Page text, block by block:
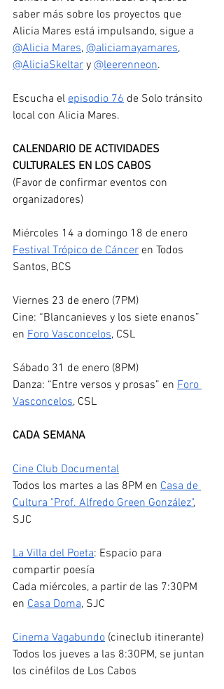
saber más sobre los proyectos que
Alicia Mares está impulsando, sigue a
@Alicia Mares, @aliciamayamares,
@AliciaSkeltar y @leerenneon.
Escucha el episodio 76 de Solo tránsito
local con Alicia Mares.
CALENDARIO DE ACTIVIDADES
CULTURALES EN LOS CABOS
(Favor de confirmar eventos con
organizadores)
Miércoles 14 a domingo 18 de enero
Festival Trópico de Cáncer en Todos
Santos, BCS
Viernes 23 de enero (7PM)
Cine: “Blancanieves y los siete enanos”
en Foro Vasconcelos, CSL
Sábado 31 de enero (8PM)
Danza: “Entre versos y prosas” en Foro
Vasconcelos, CSL
CADA SEMANA
Cine Club Documental
Todos los martes a las 8PM en Casa de
Cultura "Prof. Alfredo Green González",
SJC
La Villa del Poeta: Espacio para
compartir poesía
Cada miércoles, a partir de las 7:30PM
en Casa Doma, SJC
Cinema Vagabundo (cineclub itinerante)
Todos los jueves a las 8:30PM, se juntan
los cinéfilos de Los Cabos